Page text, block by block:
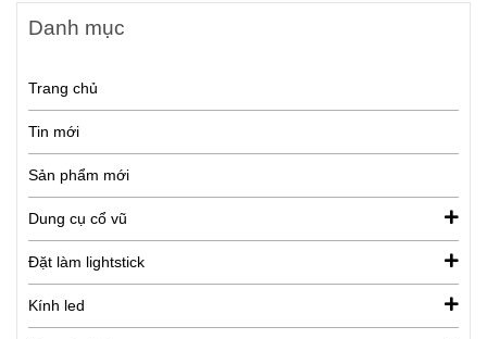
Danh mục
Trang chủ
Tin mới
Sản phẩm mới
Dung cụ cổ vũ
Đặt làm lightstick
Kính led